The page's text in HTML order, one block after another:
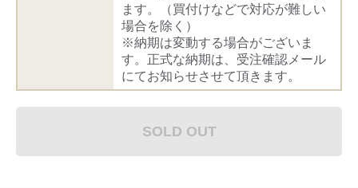
ます。（買付けなどで対応が難しい
場合を除く）
※納期は変動する場合がございま
す。正式な納期は、受注確認メール
にてお知らせさせて頂きます。
SOLD OUT